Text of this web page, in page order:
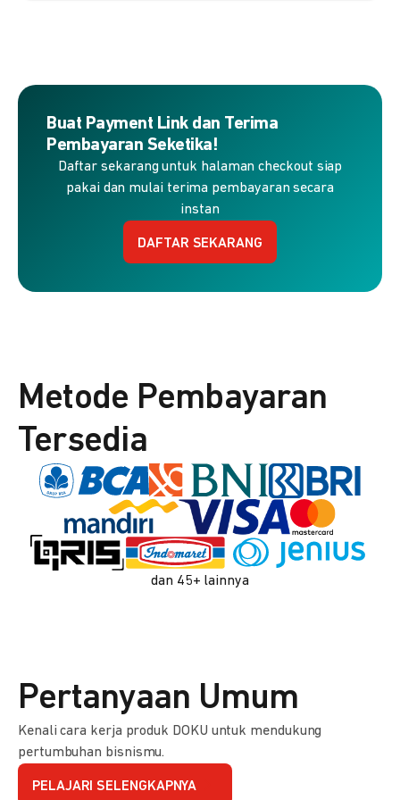
Buat Payment Link dan Terima
Pembayaran Seketika!
Daftar sekarang untuk halaman checkout siap
pakai dan mulai terima pembayaran secara
instan
DAFTAR SEKARANG
Metode Pembayaran
Tersedia
dan 45+ lainnya
Pertanyaan Umum
Kenali cara kerja produk DOKU untuk mendukung
pertumbuhan bisnismu.
PELAJARI SELENGKAPNYA